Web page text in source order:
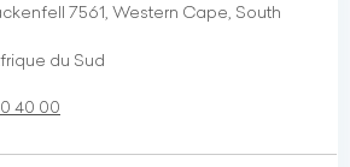
7561, Western Cape, South
du Sud
40 00